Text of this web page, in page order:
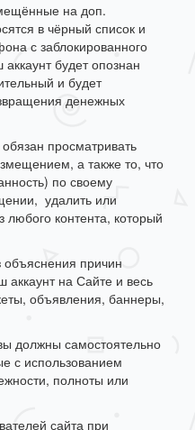
на доп.
в чёрный список и
с заблокированного
будет опознан
и будет
денежных
просматривать
а также то, что
по своему
удалить или
любого контента, который
причин
аккаунт на Сайте и весь
объявления, баннеры,
должны самостоятельно
с использованием
полноты или
сайта при